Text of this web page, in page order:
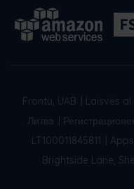
Frontu, UAB
Laisvės
Литва
LT100011845811
Brightside Lane,